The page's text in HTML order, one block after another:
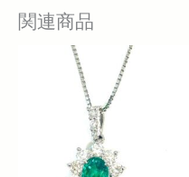
関連商品